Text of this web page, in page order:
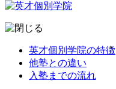
英才個別学院の特徴
他塾との違い
入塾までの流れ